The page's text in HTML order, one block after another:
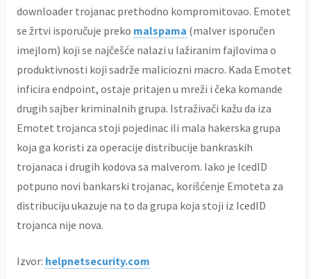
downloader trojanac prethodno kompromitovao. Emotet
se žrtvi isporučuje preko malspama (malver isporučen
imejlom) koji se najčešće nalazi u lažiranim fajlovima o
produktivnosti koji sadrže maliciozni macro. Kada Emotet
inficira endpoint, ostaje pritajen u mreži i čeka komande
drugih sajber kriminalnih grupa. Istraživači kažu da iza
Emotet trojanca stoji pojedinac ili mala hakerska grupa
koja ga koristi za operacije distribucije bankraskih
trojanaca i drugih kodova sa malverom. Iako je IcedID
potpuno novi bankarski trojanac, korišćenje Emoteta za
distribuciju ukazuje na to da grupa koja stoji iz IcedID
trojanca nije nova.
Izvor: helpnetsecurity.com